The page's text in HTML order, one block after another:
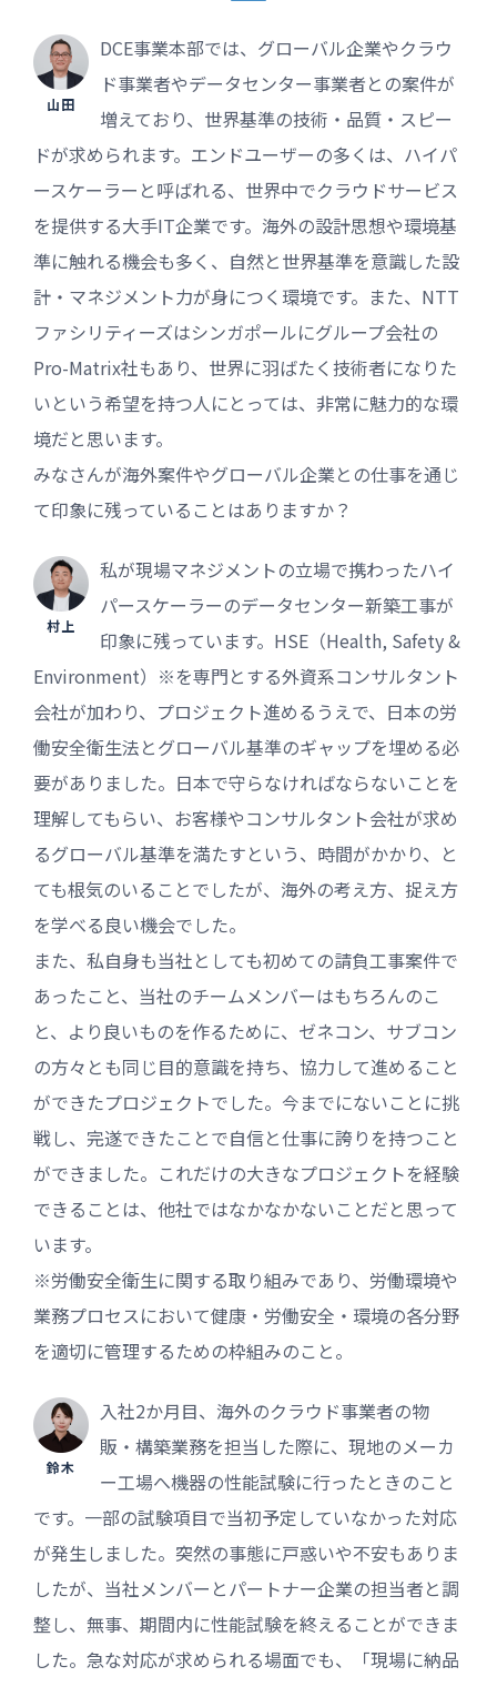
山田
DCE事業本部では、グローバル企業やクラウ
ド事業者やデータセンター事業者との案件が
増えており、世界基準の技術・品質・スピー
ドが求められます。エンドユーザーの多くは、ハイパ
ースケーラーと呼ばれる、世界中でクラウドサービス
を提供する大手IT企業です。海外の設計思想や環境基
準に触れる機会も多く、自然と世界基準を意識した設
計・マネジメント力が身につく環境です。また、NTT
ファシリティーズはシンガポールにグループ会社の
Pro-Matrix社もあり、世界に羽ばたく技術者になりた
いという希望を持つ人にとっては、非常に魅力的な環
境だと思います。
みなさんが海外案件やグローバル企業との仕事を通じ
て印象に残っていることはありますか？
村上
私が現場マネジメントの立場で携わったハイ
パースケーラーのデータセンター新築工事が
印象に残っています。HSE（Health, Safety &
Environment）※を専門とする外資系コンサルタント
会社が加わり、プロジェクト進めるうえで、日本の労
働安全衛生法とグローバル基準のギャップを埋める必
要がありました。日本で守らなければならないことを
理解してもらい、お客様やコンサルタント会社が求め
るグローバル基準を満たすという、時間がかかり、と
ても根気のいることでしたが、海外の考え方、捉え方
を学べる良い機会でした。
また、私自身も当社としても初めての請負工事案件で
あったこと、当社のチームメンバーはもちろんのこ
と、より良いものを作るために、ゼネコン、サブコン
の方々とも同じ目的意識を持ち、協力して進めること
ができたプロジェクトでした。今までにないことに挑
戦し、完遂できたことで自信と仕事に誇りを持つこと
ができました。これだけの大きなプロジェクトを経験
できることは、他社ではなかなかないことだと思って
います。
※労働安全衛生に関する取り組みであり、労働環境や
業務プロセスにおいて健康・労働安全・環境の各分野
を適切に管理するための枠組みのこと。
鈴木
入社2か月目、海外のクラウド事業者の物
販・構築業務を担当した際に、現地のメーカ
ー工場へ機器の性能試験に行ったときのこと
です。一部の試験項目で当初予定していなかった対応
が発生しました。突然の事態に戸惑いや不安もありま
したが、当社メンバーとパートナー企業の担当者と調
整し、無事、期間内に性能試験を終えることができま
した。急な対応が求められる場面でも、「現場に納品